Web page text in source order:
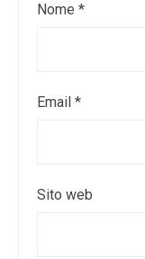
Nome *
Email *
Sito web